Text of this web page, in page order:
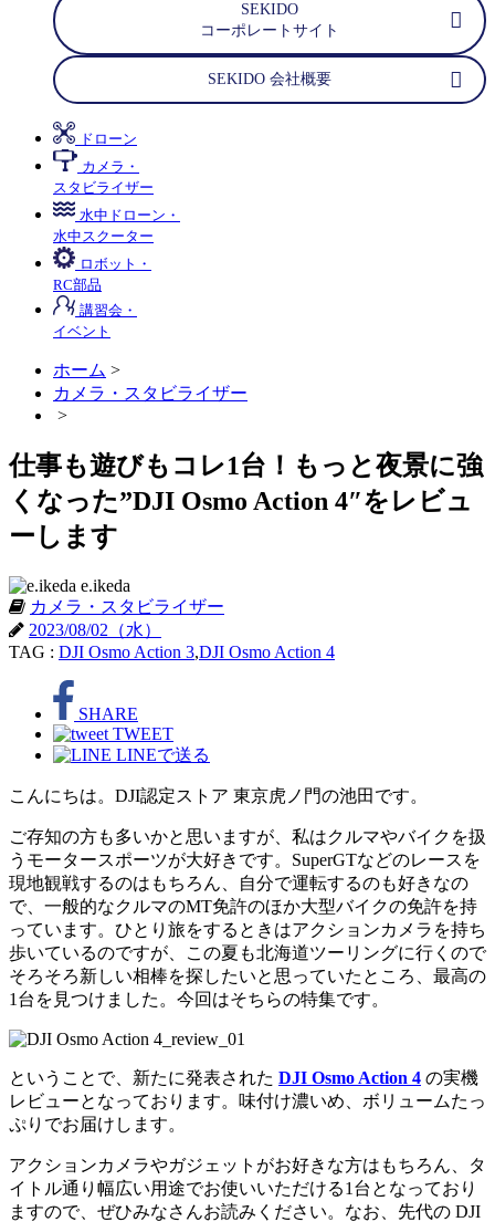
SEKIDO
コーポレートサイト
SEKIDO 会社概要
ドローン
カメラ・
スタビライザー
水中ドローン・
水中スクーター
ロボット・
RC部品
講習会・
イベント
ホーム >
カメラ・スタビライザー
>
仕事も遊びもコレ1台！もっと夜景に強
くなった”DJI Osmo Action 4″をレビュ
ーします
e.ikeda
カメラ・スタビライザー
2023/08/02（水）
TAG : DJI Osmo Action 3,DJI Osmo Action 4
SHARE
TWEET
LINEで送る
こんにちは。DJI認定ストア 東京虎ノ門の池田です。
ご存知の方も多いかと思いますが、私はクルマやバイクを扱
うモータースポーツが大好きです。SuperGTなどのレースを
現地観戦するのはもちろん、自分で運転するのも好きなの
で、一般的なクルマのMT免許のほか大型バイクの免許を持
っています。ひとり旅をするときはアクションカメラを持ち
歩いているのですが、この夏も北海道ツーリングに行くので
そろそろ新しい相棒を探したいと思っていたところ、最高の
1台を見つけました。今回はそちらの特集です。
ということで、新たに発表された DJI Osmo Action 4 の実機
レビューとなっております。味付け濃いめ、ボリュームたっ
ぷりでお届けします。
アクションカメラやガジェットがお好きな方はもちろん、タ
イトル通り幅広い用途でお使いいただける1台となっており
ますので、ぜひみなさんお読みください。なお、先代の DJI